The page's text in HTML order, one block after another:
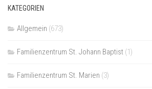
KATEGORIEN
Allgemein (673)
Familienzentrum St. Johann Baptist (1)
Familienzentrum St. Marien (3)